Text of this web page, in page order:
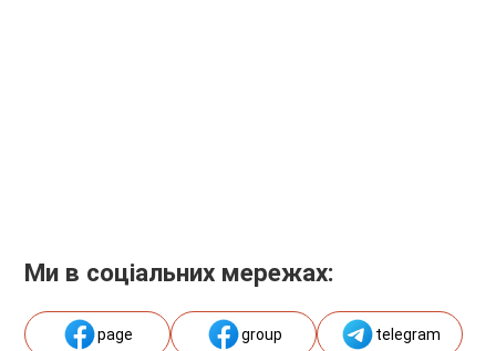
Ми в соціальних мережах:
page group telegram